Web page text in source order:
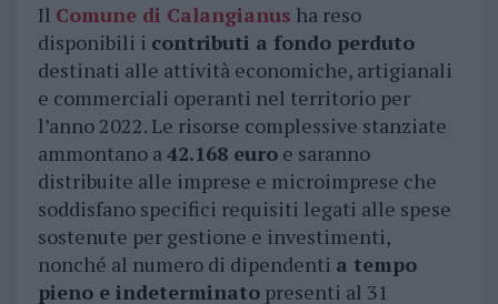
Il Comune di Calangianus ha reso
disponibili i contributi a fondo perduto
destinati alle attività economiche, artigianali
e commerciali operanti nel territorio per
l’anno 2022. Le risorse complessive stanziate
ammontano a42.168 euroe saranno
distribuite alle imprese e microimprese che
soddisfano specifici requisiti legati alle spese
sostenute per gestione e investimenti,
nonché al numero di dipendenti a tempo
pieno e indeterminatopresenti al 31